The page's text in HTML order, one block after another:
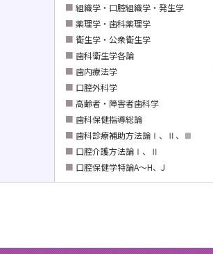
■ 組織学・口腔組織学・発生学
■ 薬理学・歯科薬理学
■ 衛生学・公衆衛生学
■ 歯科衛生学各論
■ 歯内療法学
■ 口腔外科学
■ 高齢者・障害者歯科学
■ 歯科保健指導総論
■ 歯科診療補助方法論Ⅰ、Ⅱ、Ⅲ
■ 口腔介護方法論Ⅰ、Ⅱ
■ 口腔保健学特論A～H、J